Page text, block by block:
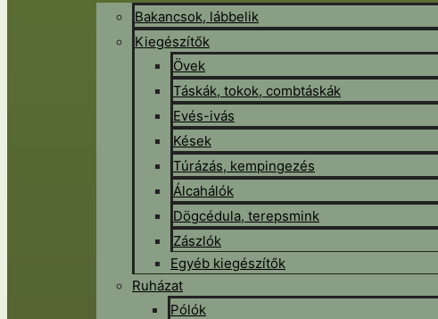
Bakancsok, lábbelik
Kiegészítők
Övek
Táskák, tokok, combtáskák
Evés-ivás
Kések
Túrázás, kempingezés
Álcahálók
Dögcédula, terepsmink
Zászlók
Egyéb kiegészítők
Ruházat
Pólók